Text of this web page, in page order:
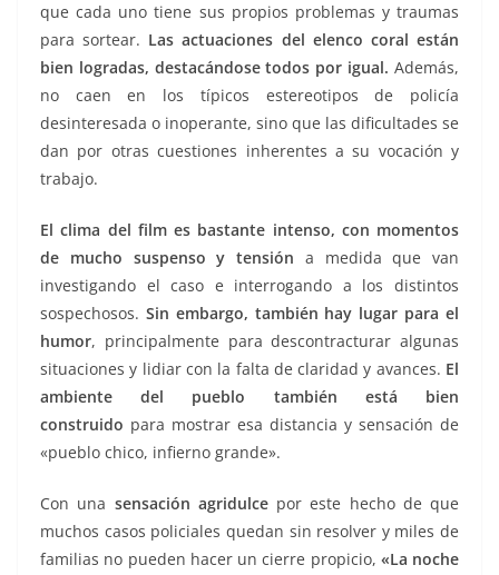
que cada uno tiene sus propios problemas y traumas
para sortear. Las actuaciones del elenco coral están
bien logradas, destacándose todos por igual. Además,
no caen en los típicos estereotipos de policía
desinteresada o inoperante, sino que las dificultades se
dan por otras cuestiones inherentes a su vocación y
trabajo.
El clima del film es bastante intenso, con momentos
de mucho suspenso y tensión a medida que van
investigando el caso e interrogando a los distintos
sospechosos. Sin embargo, también hay lugar para el
humor, principalmente para descontracturar algunas
situaciones y lidiar con la falta de claridad y avances. El
ambiente del pueblo también está bien
construido para mostrar esa distancia y sensación de
«pueblo chico, infierno grande».
Con una sensación agridulcepor este hecho de que
muchos casos policiales quedan sin resolver y miles de
familias no pueden hacer un cierre propicio, «La noche